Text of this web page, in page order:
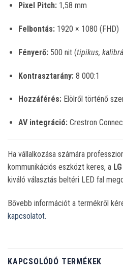
Pixel Pitch:1,58 mm
Felbontás:1920 × 1080 (FHD)
Fényerő:500 nit (tipikus,
Kontrasztarány:8 000:1
Hozzáférés:Elölről történő
AV integráció:Crestron
Ha vállalkozása számára
kommunikációs eszközt keres, a
kiváló választás beltéri LED fal
Bővebb információt a termékről
kapcsolatot.
KAPCSOLÓDÓ TERMÉKEK